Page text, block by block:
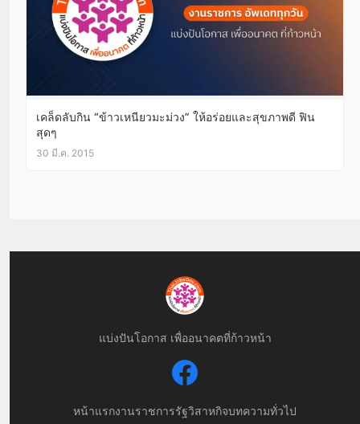
เคล็ดลับกิน “ข้าวเหนียวมะม่วง” ให้อร่อยและสุขภาพดี ฟิน
สุดๆ
30 มี.ค. 2015
แบ่งปันโอกาส เพื่ออนาคตที่ก้าวหน้า
หน้าแรกงานราชการรัฐวิสาหกิจบทความทั่วไป